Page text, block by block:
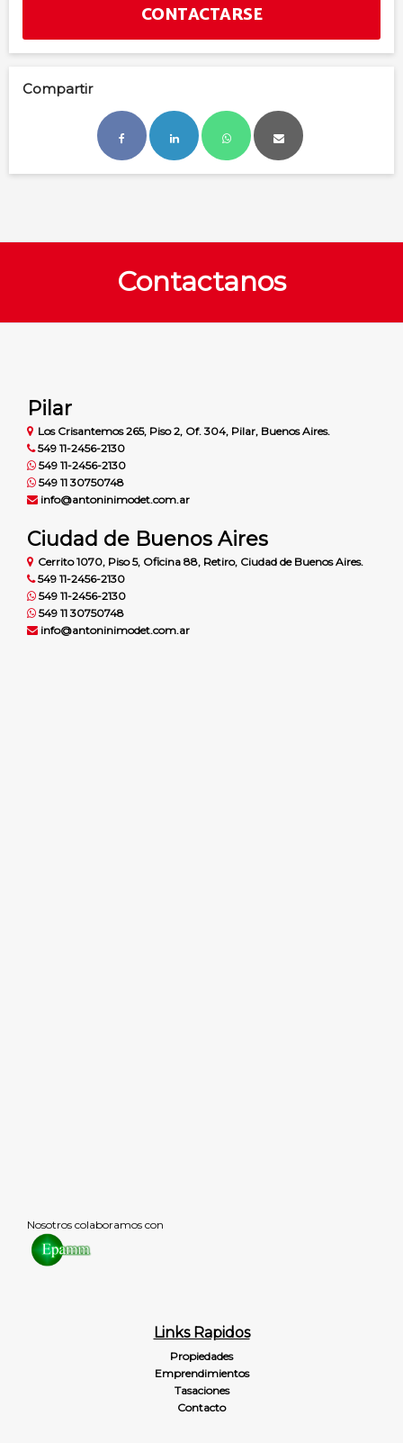
CONTACTARSE
Compartir
Contactanos
Pilar
Los Crisantemos 265, Piso 2, Of. 304, Pilar, Buenos Aires.
549 11-2456-2130
549 11-2456-2130
549 11 30750748
info@antoninimodet.com.ar
Ciudad de Buenos Aires
Cerrito 1070, Piso 5, Oficina 88, Retiro, Ciudad de Buenos Aires.
549 11-2456-2130
549 11-2456-2130
549 11 30750748
info@antoninimodet.com.ar
Nosotros colaboramos con
Links Rapidos
Propiedades
Emprendimientos
Tasaciones
Contacto